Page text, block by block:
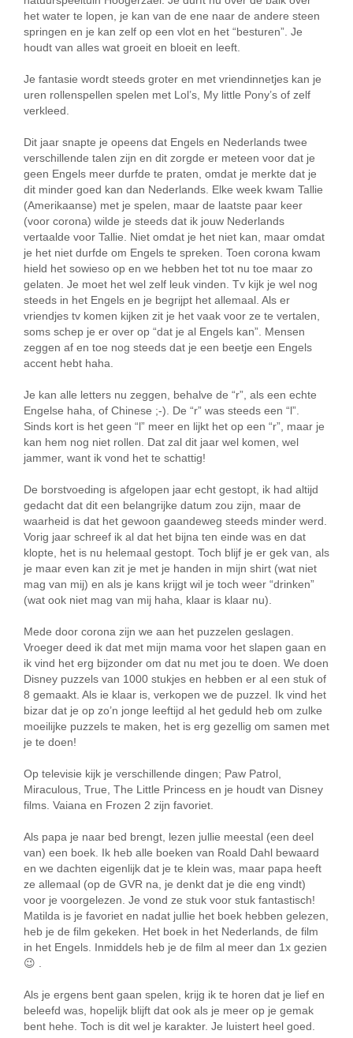
het water te lopen, je kan van de ene naar de andere steen
springen en je kan zelf op een vlot en het “besturen”. Je
houdt van alles wat groeit en bloeit en leeft.
Je fantasie wordt steeds groter en met vriendinnetjes kan je
uren rollenspellen spelen met Lol’s, My little Pony’s of zelf
verkleed.
Dit jaar snapte je opeens dat Engels en Nederlands twee
verschillende talen zijn en dit zorgde er meteen voor dat je
geen Engels meer durfde te praten, omdat je merkte dat je
dit minder goed kan dan Nederlands. Elke week kwam Tallie
(Amerikaanse) met je spelen, maar de laatste paar keer
(voor corona) wilde je steeds dat ik jouw Nederlands
vertaalde voor Tallie. Niet omdat je het niet kan, maar omdat
je het niet durfde om Engels te spreken. Toen corona kwam
hield het sowieso op en we hebben het tot nu toe maar zo
gelaten. Je moet het wel zelf leuk vinden. Tv kijk je wel nog
steeds in het Engels en je begrijpt het allemaal. Als er
vriendjes tv komen kijken zit je het vaak voor ze te vertalen,
soms schep je er over op “dat je al Engels kan”. Mensen
zeggen af en toe nog steeds dat je een beetje een Engels
accent hebt haha.
Je kan alle letters nu zeggen, behalve de “r”, als een echte
Engelse haha, of Chinese ;-). De “r” was steeds een “l”.
Sinds kort is het geen “l” meer en lijkt het op een “r”, maar je
kan hem nog niet rollen. Dat zal dit jaar wel komen, wel
jammer, want ik vond het te schattig!
De borstvoeding is afgelopen jaar echt gestopt, ik had altijd
gedacht dat dit een belangrijke datum zou zijn, maar de
waarheid is dat het gewoon gaandeweg steeds minder werd.
Vorig jaar schreef ik al dat het bijna ten einde was en dat
klopte, het is nu helemaal gestopt. Toch blijf je er gek van, als
je maar even kan zit je met je handen in mijn shirt (wat niet
mag van mij) en als je kans krijgt wil je toch weer “drinken”
(wat ook niet mag van mij haha, klaar is klaar nu).
Mede door corona zijn we aan het puzzelen geslagen.
Vroeger deed ik dat met mijn mama voor het slapen gaan en
ik vind het erg bijzonder om dat nu met jou te doen. We doen
Disney puzzels van 1000 stukjes en hebben er al een stuk of
8 gemaakt. Als ie klaar is, verkopen we de puzzel. Ik vind het
bizar dat je op zo’n jonge leeftijd al het geduld heb om zulke
moeilijke puzzels te maken, het is erg gezellig om samen met
je te doen!
Op televisie kijk je verschillende dingen; Paw Patrol,
Miraculous, True, The Little Princess en je houdt van Disney
films. Vaiana en Frozen 2 zijn favoriet.
Als papa je naar bed brengt, lezen jullie meestal (een deel
van) een boek. Ik heb alle boeken van Roald Dahl bewaard
en we dachten eigenlijk dat je te klein was, maar papa heeft
ze allemaal (op de GVR na, je denkt dat je die eng vindt)
voor je voorgelezen. Je vond ze stuk voor stuk fantastisch!
Matilda is je favoriet en nadat jullie het boek hebben gelezen,
heb je de film gekeken. Het boek in het Nederlands, de film
in het Engels. Inmiddels heb je de film al meer dan 1x gezien
😉 .
Als je ergens bent gaan spelen, krijg ik te horen dat je lief en
beleefd was, hopelijk blijft dat ook als je meer op je gemak
bent hehe. Toch is dit wel je karakter. Je luistert heel goed.